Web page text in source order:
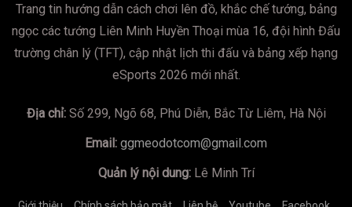
Trang tin hướng dẫn cách chơi lên đồ, khắc chế tướng, bảng
ngọc các tướng Liên Minh Huyền Thoại mùa 16, đội hình Đấu
trường chân lý (TFT), cập nhật lịch thi đấu và bảng xếp hạng
eSports 2026 mới nhất.
Địa chỉ:Số 299, Ngõ 68, Phú Diễn, Bắc Từ Liêm, Hà Nội
Email: ggmeodotcom@gmail.com
Quản lý nội dung:Lê Minh Trí